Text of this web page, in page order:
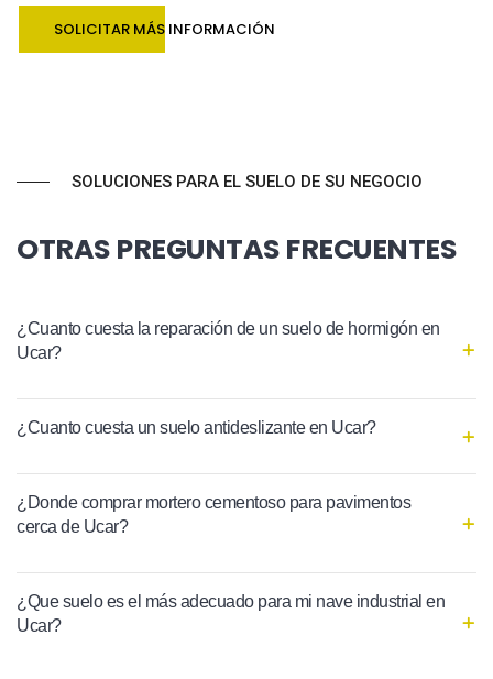
SOLICITAR MÁS INFORMACIÓN
SOLUCIONES PARA EL SUELO DE SU NEGOCIO
OTRAS PREGUNTAS FRECUENTES
¿Cuanto cuesta la reparación de un suelo de hormigón en
Ucar?
¿Cuanto cuesta un suelo antideslizante en Ucar?
¿Donde comprar mortero cementoso para pavimentos
cerca de Ucar?
¿Que suelo es el más adecuado para mi nave industrial en
Ucar?